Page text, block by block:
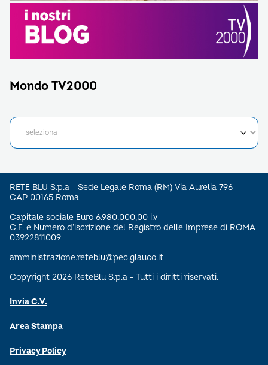
Mondo TV2000
RETE BLU S.p.a - Sede Legale Roma (RM) Via Aurelia 796 –
CAP 00165 Roma
Capitale sociale Euro 6.980.000,00 i.v
C.F. e Numero d’iscrizione del Registro delle Imprese di ROMA
03922811009
amministrazione.reteblu@pec.glauco.it
Copyright 2026 ReteBlu S.p.a - Tutti i diritti riservati.
Invia C.V.
Area Stampa
Privacy Policy